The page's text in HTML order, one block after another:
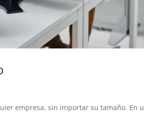
empresa, sin importar su tamaño. En